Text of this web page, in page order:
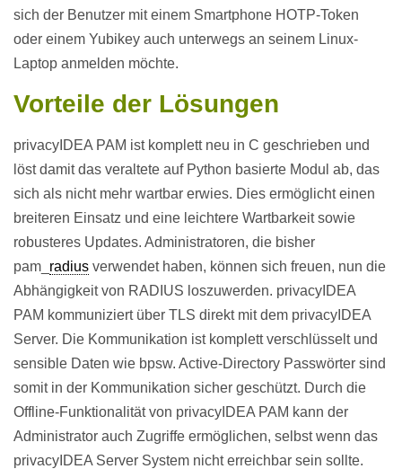
sich der Benutzer mit einem Smartphone HOTP-Token
oder einem Yubikey auch unterwegs an seinem Linux-
Laptop anmelden möchte.
Vorteile der Lösungen
privacyIDEA PAM ist komplett neu in C geschrieben und
löst damit das veraltete auf Python basierte Modul ab, das
sich als nicht mehr wartbar erwies. Dies ermöglicht einen
breiteren Einsatz und eine leichtere Wartbarkeit sowie
robusteres Updates. Administratoren, die bisher
pam_ radius verwendet haben, können sich freuen, nun die
Abhängigkeit von RADIUS loszuwerden. privacyIDEA
PAM kommuniziert über TLS direkt mit dem privacyIDEA
Server. Die Kommunikation ist komplett verschlüsselt und
sensible Daten wie bpsw. Active-Directory Passwörter sind
somit in der Kommunikation sicher geschützt. Durch die
Offline-Funktionalität von privacyIDEA PAM kann der
Administrator auch Zugriffe ermöglichen, selbst wenn das
privacyIDEA Server System nicht erreichbar sein sollte.